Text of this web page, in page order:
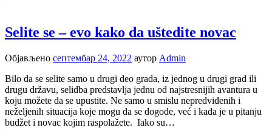
Selite se – evo kako da uštedite novac
Објављено септембар 24, 2022 аутор Admin
Bilo da se selite samo u drugi deo grada, iz jednog u drugi grad ili
drugu državu, selidba predstavlja jednu od najstresnijih avantura u
koju možete da se upustite. Ne samo u smislu nepredviđenih i
neželjenih situacija koje mogu da se dogode, već i kada je u pitanju
budžet i novac kojim raspolažete. Iako su…